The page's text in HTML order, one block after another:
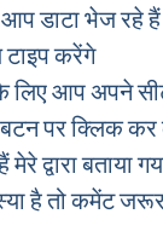
डाटा भेज रहे हैं
करेंगे
आप अपने
पर क्लिक कर
द्वारा बताया
है तो कमेंट